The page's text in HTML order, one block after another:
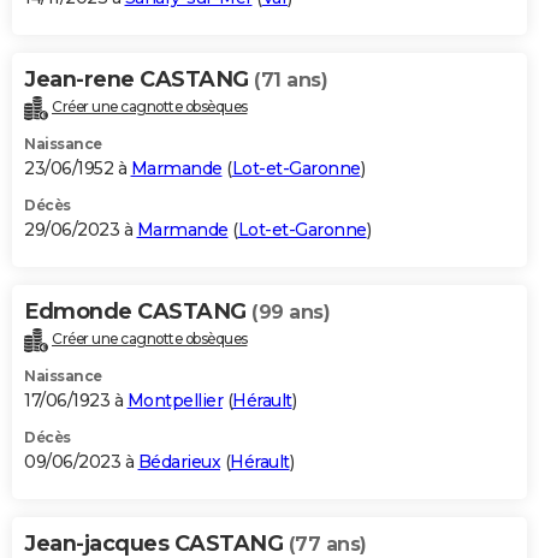
Jean-rene CASTANG (71 ans)
Créer une cagnotte obsèques
Naissance
23/06/1952 à Marmande (Lot-et-Garonne)
Décès
29/06/2023 à Marmande (Lot-et-Garonne)
Edmonde CASTANG (99 ans)
Créer une cagnotte obsèques
Naissance
17/06/1923 à Montpellier(Hérault)
Décès
09/06/2023 à Bédarieux(Hérault)
Jean-jacques CASTANG (77 ans)